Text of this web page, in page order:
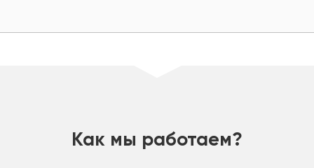
Как мы работаем?